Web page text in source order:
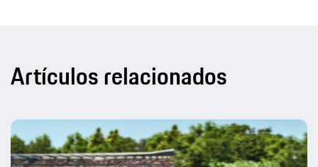
Artículos relacionados